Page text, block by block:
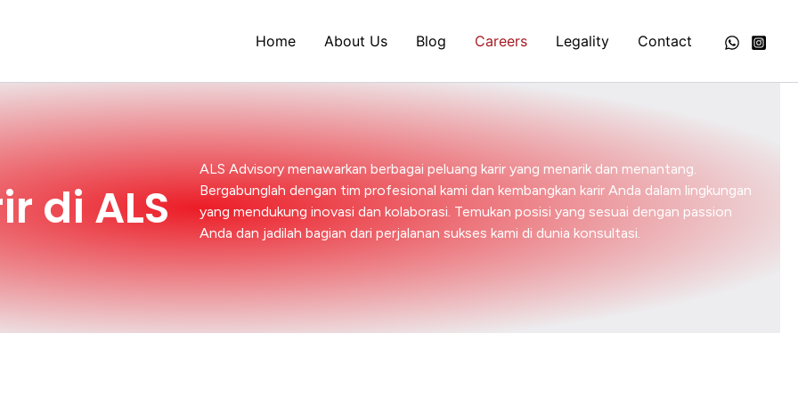
Home About Us Blog Careers Legality Contact
di ALS
ALS Advisory menawarkan berbagai peluang karir yang menarik dan menantang.
Bergabunglah dengan tim profesional kami dan kembangkan karir Anda dalam lingkungan
yang mendukung inovasi dan kolaborasi. Temukan posisi yang sesuai dengan passion
Anda dan jadilah bagian dari perjalanan sukses kami di dunia konsultasi.